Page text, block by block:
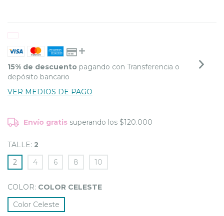
15% de descuento pagando con Transferencia o
depósito bancario
VER MEDIOS DE PAGO
Envío gratis superando los $120.000
TALLE: 2
2
4 6 8 10
COLOR: COLOR CELESTE
Color Celeste